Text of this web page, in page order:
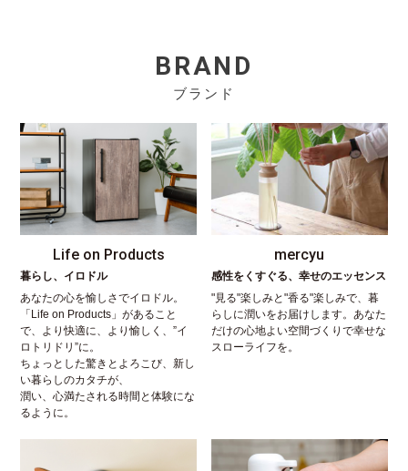
BRAND
ブランド
Life on Products
暮らし、イロドル
あなたの心を愉しさでイロドル。
「Life on Products」があること
で、より快適に、より愉しく、”イ
ロトリドリ”に。
ちょっとした驚きとよろこび、新し
い暮らしのカタチが、
潤い、心満たされる時間と体験にな
るように。
mercyu
感性をくすぐる、幸せのエッセンス
"見る"楽しみと"香る"楽しみで、暮
らしに潤いをお届けします。あなた
だけの心地よい空間づくりで幸せな
スローライフを。